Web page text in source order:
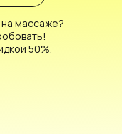
на массаже?
50%.